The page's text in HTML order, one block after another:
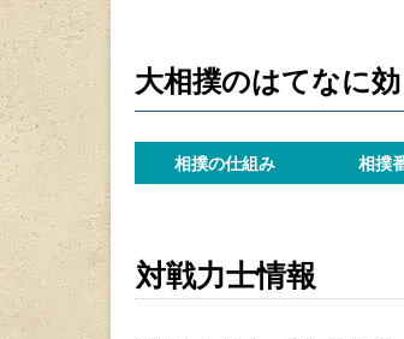
大相撲のはてなに
相撲の仕組み 相撲
対戦力士情報